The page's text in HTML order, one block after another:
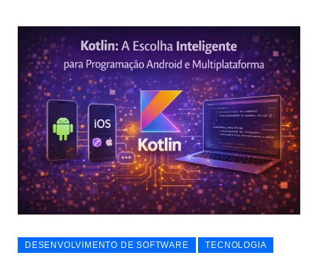
DESENVOLVIMENTO DE SOFTWARE TECNOLOGIA